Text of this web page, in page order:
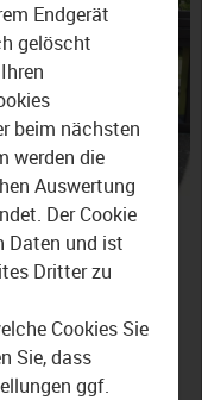
2025:
Endgerät
gelöscht
beim nächsten
werden die
Auswertung
Der Cookie
Daten und ist
Dritter zu
Cookies Sie
Sie, dass
ggf.